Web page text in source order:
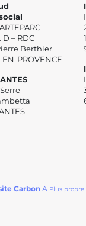
– RDC
Berthier
EN-PROVENCE
CarbonA Plus propre